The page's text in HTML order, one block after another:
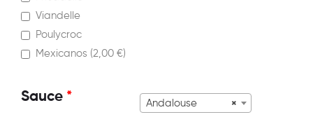
Viandelle
Poulycroc
Mexicanos (2,00 €)
Sauce * ×
Andalouse